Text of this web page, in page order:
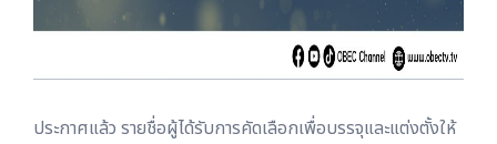
ประกาศแล้ว รายชื่อผู้ได้รับการคัดเลือกเพื่อบรรจุและแต่งตั้งให้